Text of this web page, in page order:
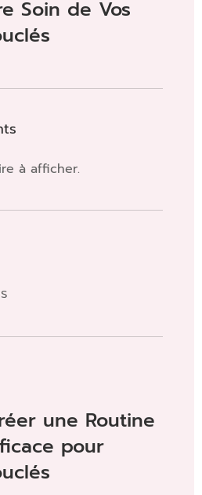
Soin de Vos
à afficher.
une Routine
pour